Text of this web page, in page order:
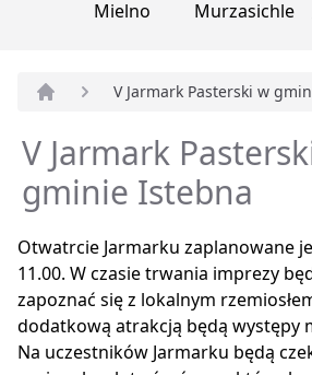
V Jarmark Pasterski w
V Jarmark
gminie Istebna
Otwatrcie Jarmarku zaplanowane
11.00. W czasie trwania imprezy
zapoznać się z lokalnym
dodatkową atrakcją będą występy
Na uczestników Jarmarku będą